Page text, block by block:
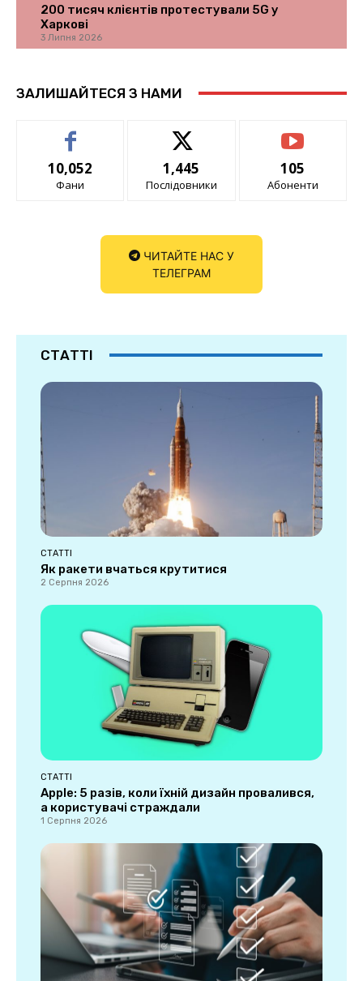
200 тисяч клієнтів протестували 5G у
Харкові
3 Липня 2026
ЗАЛИШАЙТЕСЯ З НАМИ
10,052
Фани
1,445
Послідовники
105
Абоненти
ЧИТАЙТЕ НАС У
ТЕЛЕГРАМ
СТАТТІ
СТАТТІ
Як ракети вчаться крутитися
2 Серпня 2026
СТАТТІ
Apple: 5 разів, коли їхній дизайн провалився,
а користувачі страждали
1 Серпня 2026